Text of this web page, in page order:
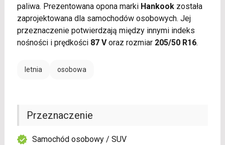
paliwa. Prezentowana opona marki Hankookzostała
zaprojektowana dla samochodów osobowych. Jej
przeznaczenie potwierdzają między innymi indeks
nośności i prędkości 87 Voraz rozmiar 205/50 R16.
letnia osobowa
Przeznaczenie
Samochód osobowy / SUV